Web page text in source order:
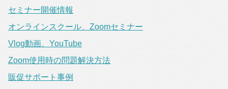
セミナー開催情報
オンラインスクール、Zoomセミナー
Vlog動画、YouTube
Zoom使用時の問題解決方法
販促サポート事例